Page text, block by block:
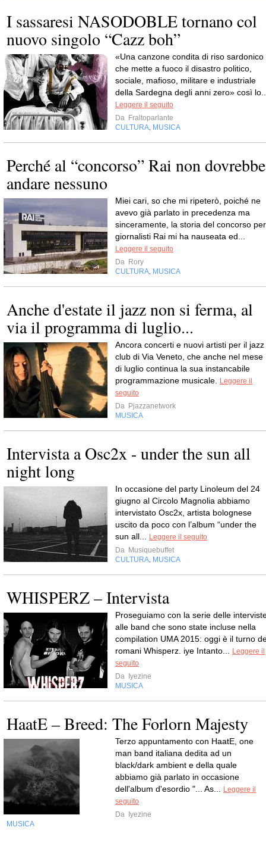
I sassaresi NASODOBLE tornano col
nuovo singolo “Cazz boh”
«Una canzone condita di riso sardonico
che mette a fuoco il disastro politico,
sociale, mafioso, militare e industriale
della Sardegna degli anni zero» così
Leggere il seguito
Da Fraltoparlante
CULTURA MUSICA
Perché al “concorso” Rai non dovrebbe
andare nessuno
Miei cari, so che mi ripeterò, poiché ne
avevo già parlato in precedenza ma
sinceramente, la storia del concorso per
giornalisti Rai mi ha nauseata ed...
Leggere il seguito
Da Rory
CULTURA MUSICA
Anche d'estate il jazz non si ferma, al
via il programma di luglio...
Ancora concerti e nuovi artisti per il jazz
club di Via Veneto, che anche nel mese
di luglio continua la sua instancabile
programmazione musicale.
Leggere il
seguito
Da Pjazzanetwork
MUSICA
Intervista a Osc2x - under the sun all
night long
In occasione del party Linoleum del 24
giugno al Circolo Magnolia abbiamo
intervistato Osc2x, artista bolognese
uscito da poco con l’album “under the
sun all...
Leggere il seguito
Da Musiquebuffet
CULTURA MUSICA
WHISPERZ – Intervista
Proseguiamo con la serie delle
alle band che sono state incluse nella
compilation UMA 2015: oggi è il turno
romani Whisperz. iye Intanto...
Leggere il
seguito
Da
Iyezine
MUSICA
HaatE – Breed: The Forlorn Majesty
Terzo appuntamento con HaatE, one
man band italiana dedita ad un
black/dark ambient e della quale
abbiamo già parlato in occasione
dell'album d'esordio "... As...
Leggere il
seguito
Da
Iyezine
MUSICA